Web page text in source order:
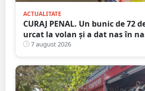
ACTUALITATE
CURAJ PENAL. Un bunic de 72
urcat la volan și a dat nas în
Satu Mare
7 august 2026